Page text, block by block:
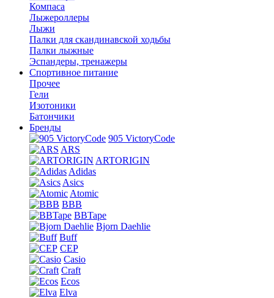
Компаса
Лыжероллеры
Лыжи
Палки для скандинавской ходьбы
Палки лыжные
Эспандеры, тренажеры
Спортивное питание
Прочее
Гели
Изотоники
Батончики
Бренды
905 VictoryCode
ARS
ARTORIGIN
Adidas
Asics
Atomic
BBB
BBTape
Bjorn Daehlie
Buff
CEP
Casio
Craft
Ecos
Elva